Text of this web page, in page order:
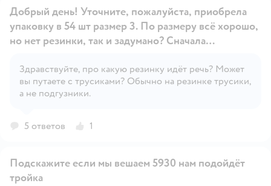
Открыть вопрос
Добрый день! Уточните, пожалуйста, приобрела
упаковку в 54 шт размер 3. По размеру всё хорошо,
но нет резинки, так и задумано? Сначала
Здравствуйте, про какую резинку идёт речь? Может
вы путаете с трусиками? Обычно на резинке трусики,
а не подгузники.
5 ответов 1
Подскажите если мы вешаем 5930 нам подойдёт
тройка